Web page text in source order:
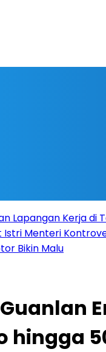
Lapangan Kerja di
Istri Menteri
Bikin Malu
hingga